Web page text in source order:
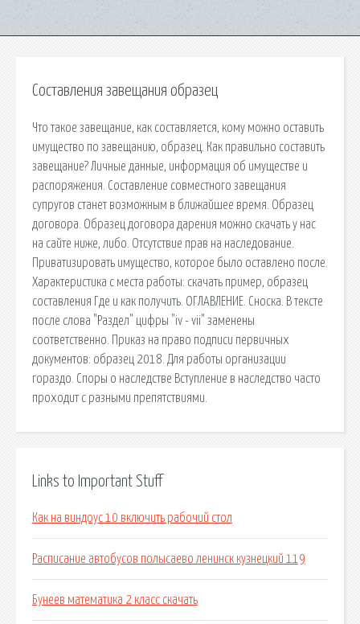
Составления завещания образец
Что такое завещание, как составляется, кому можно оставить
имущество по завещанию, образец. Как правильно составить
завещание? Личные данные, информация об имуществе и
распоряжения. Составление совместного завещания
супругов станет возможным в ближайшее время. Образец
договора. Образец договора дарения можно скачать у нас
на сайте ниже, либо. Отсутствие прав на наследование.
Приватизировать имущество, которое было оставлено после.
Характеристика с места работы: скачать пример, образец
составления Где и как получить. ОГЛАВЛЕНИЕ. Сноска. В тексте
после слова "Раздел" цифры "iv - vii" заменены
соответственно. Приказ на право подписи первичных
документов: образец 2018. Для работы организации
гораздо. Споры о наследстве Вступление в наследство часто
проходит с разными препятствиями.
Links to Important Stuff
Как на виндоус 10 включить рабочий стол
Расписание автобусов полысаево ленинск кузнецкий 119
Бунеев математика 2 класс скачать